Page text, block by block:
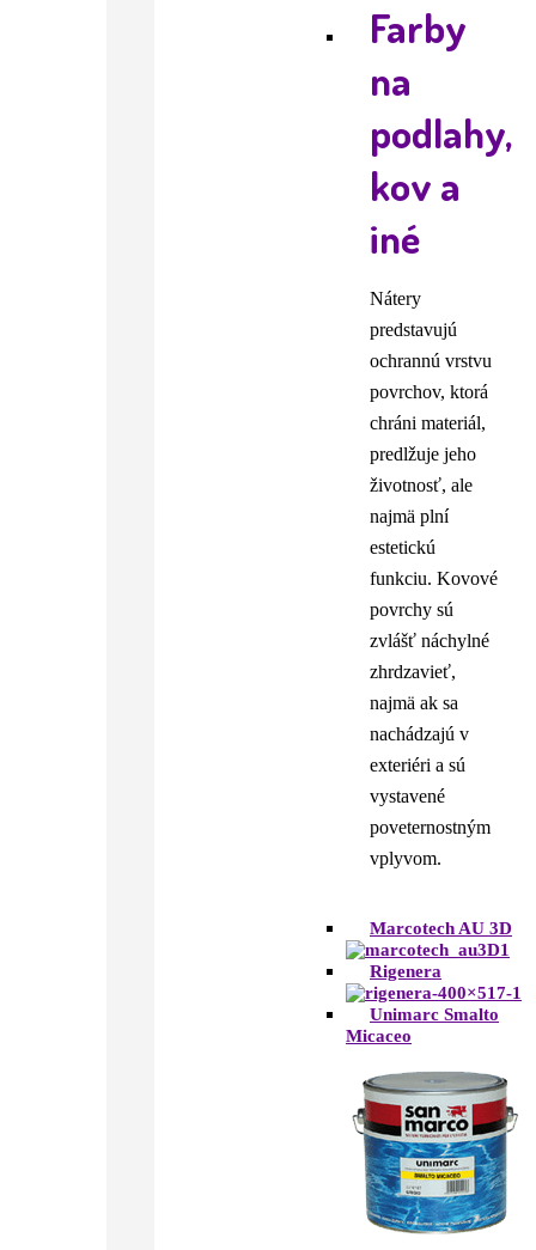
Farby
na
podlahy,
kov a
iné
Nátery
predstavujú
ochrannú vrstvu
povrchov, ktorá
chráni materiál,
predlžuje jeho
životnosť, ale
najmä plní
estetickú
funkciu. Kovové
povrchy sú
zvlášť náchylné
zhrdzavieť,
najmä ak sa
nachádzajú v
exteriéri a sú
vystavené
poveternostným
vplyvom.
Marcotech AU 3D
Rigenera
Unimarc Smalto
Micaceo